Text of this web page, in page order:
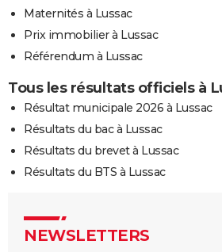
Maternités à Lussac
Prix immobilier à Lussac
Référendum à Lussac
Tous les résultats officiels à
Résultat municipale 2026 à Lussac
Résultats du bac à Lussac
Résultats du brevet à Lussac
Résultats du BTS à Lussac
NEWSLETTERS